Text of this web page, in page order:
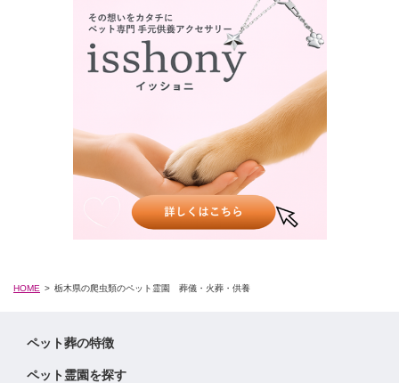
HOME 栃木県の爬虫類のペット霊園 葬儀・火葬・供養
ペット葬の特徴
ペット霊園を探す